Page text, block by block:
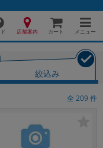
店舗案内 カート メニュー
絞込み
全 209 件
る